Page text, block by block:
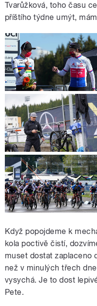
Tvarůžková, toho času
příštího týdne umýt,
Když popojdeme k
kola poctivě čistí,
muset dostat zaplaceno
než v minulých třech
vysychá. Je to dost
Pete.